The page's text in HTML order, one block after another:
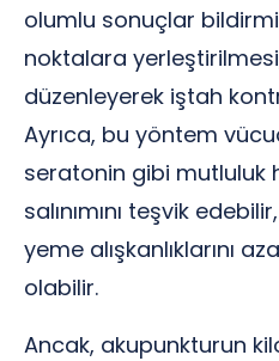
olumlu sonuçlar
noktalara
düzenleyerek iştah
Ayrıca, bu yöntem
seratonin gibi mutluluk
salınımını teşvik
yeme alışkanlıklarını
olabilir.
Ancak, akupunkturun